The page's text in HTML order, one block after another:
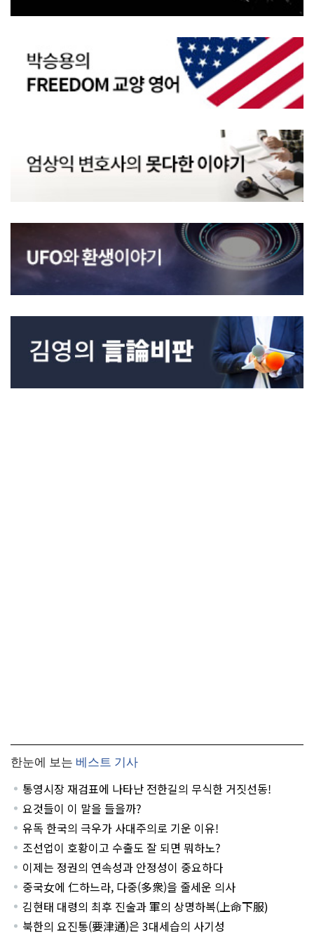
한눈에 보는 베스트 기사
통영시장 재검표에 나타난 전한길의 무식한 거짓선동!
요것들이 이 말을 들을까?
유독 한국의 극우가 사대주의로 기운 이유!
조선업이 호황이고 수출도 잘 되면 뭐하노?
이제는 정권의 연속성과 안정성이 중요하다
중국女에 仁하느라, 다중(多衆)을 줄세운 의사
김현태 대령의 최후 진술과 軍의 상명하복(上命下服)
북한의 요진통(要津通)은 3대세습의 사기성